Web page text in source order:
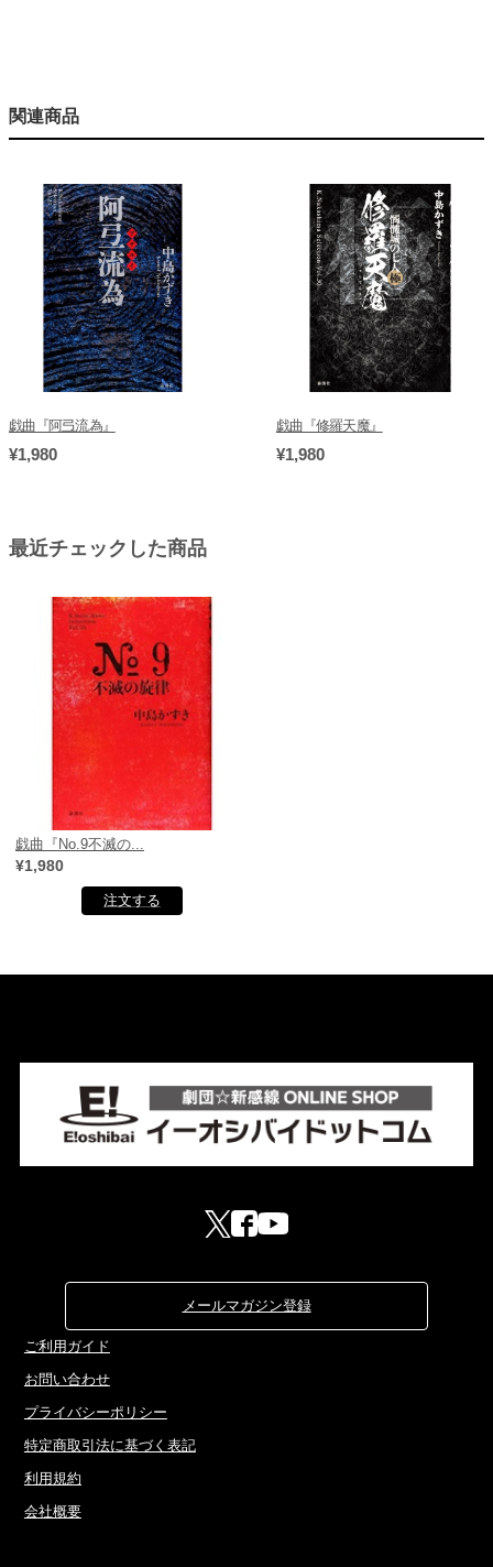
関連商品
戯曲『阿弖流為』
¥1,980
戯曲『修羅天魔』
¥1,980
最近チェックした商品
戯曲『No.9不滅の...
¥1,980
メールマガジン登録
ご利用ガイド
お問い合わせ
プライバシーポリシー
特定商取引法に基づく表記
利用規約
会社概要